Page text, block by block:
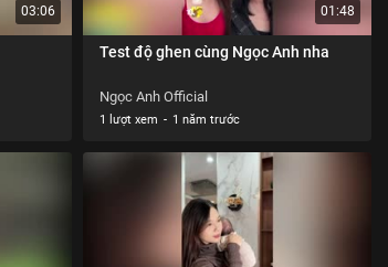
03:06 01:48
Test độ ghen cùng Ngọc Anh nha
Ngọc Anh Official
1 lượt xem - 1 năm trước